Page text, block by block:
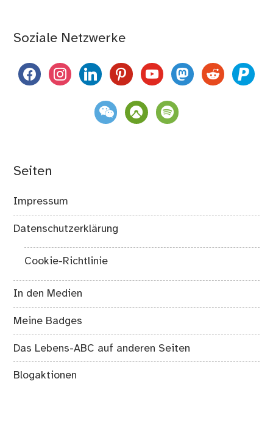
Soziale Netzwerke
facebookinstagramlinkedinpinterestyoutubemastodon
reddit paypal
weixin komootspotify
Seiten
Impressum
Datenschutzerklärung
Cookie-Richtlinie
In den Medien
Meine Badges
Das Lebens-ABC auf anderen Seiten
Blogaktionen